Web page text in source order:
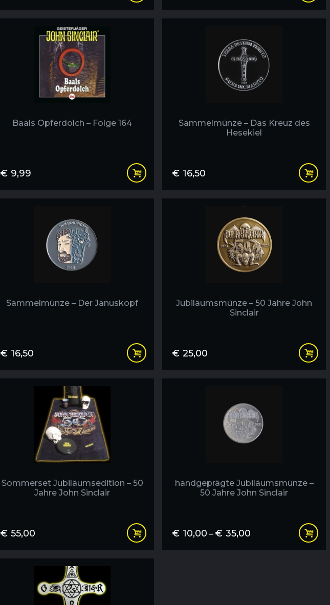
Baals Opferdolch – Folge 164
€ 9,99
Sammelmünze – Das Kreuz des
Hesekiel
€ 16,50
Sammelmünze – Der Januskopf
€ 16,50
Jubiläumsmünze – 50 Jahre John
Sinclair
€ 25,00
Sommerset Jubiläumsedition – 50
Jahre John Sinclair
€ 55,00
handgeprägte Jubiläumsmünze –
50 Jahre John Sinclair
€ 10,00 – € 35,00 Preisspanne: